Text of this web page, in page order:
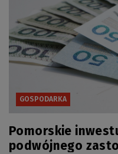
GOSPODARKA
Pomorskie
podwójnego